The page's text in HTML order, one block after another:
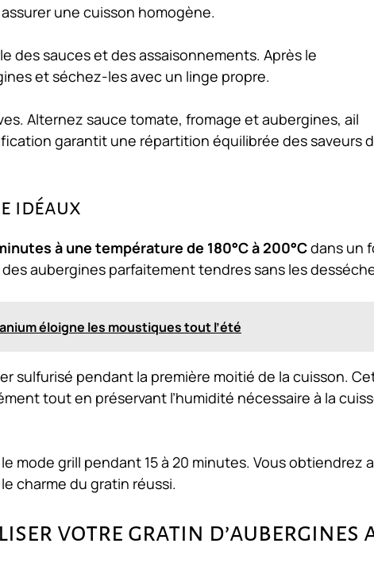
une cuisson homogène.
des sauces et des assaisonnements. Après le
et séchez-les avec un linge propre.
Alternez sauce tomate, fromage et aubergines, ail
garantit une répartition équilibrée des saveurs
idéaux
à une température de 180°C à 200°Cdans un
aubergines parfaitement tendres sans les
éloigne les moustiques tout l’été
sulfurisé pendant la première moitié de la cuisson.
tout en préservant l’humidité nécessaire à la
mode grill pendant 15 à 20 minutes. Vous obtiendrez
charme du gratin réussi.
votre gratin d’aubergines